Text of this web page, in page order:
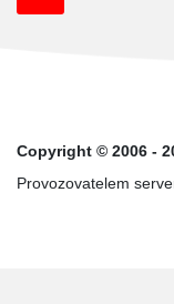
Copyright © 2006 -
Provozovatelem